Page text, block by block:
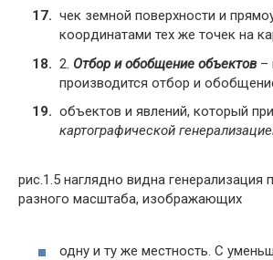
чек земной поверхности и
координатами тех же точек на
2. Отбор и обобщение объектов –
производится отбор и
объектов и явлений, который
картографической
рис.1.5 наглядно видна генерализация
разного масштаба, изображающих
одну и ту же местность. С